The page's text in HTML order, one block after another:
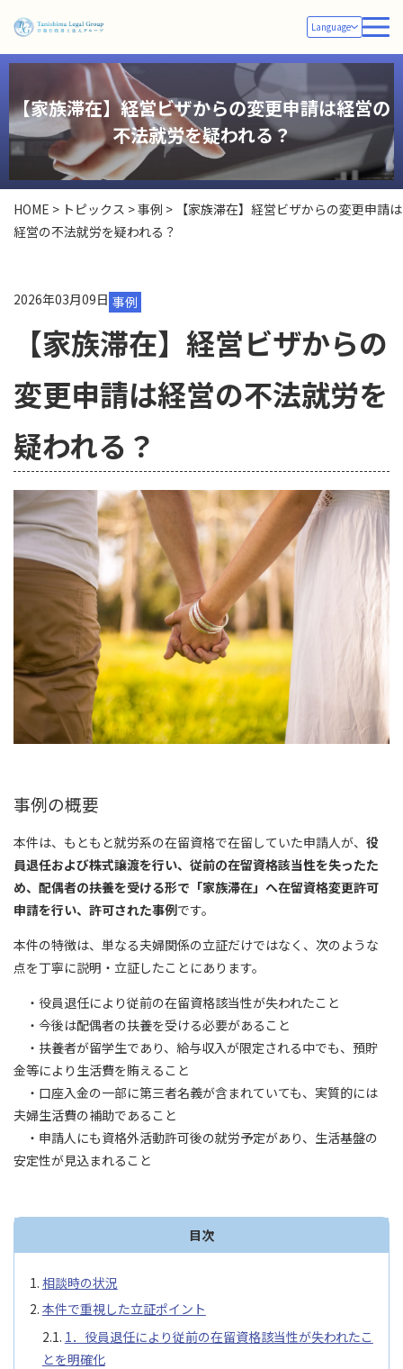
Language
【家族滞在】経営ビザからの変更申請は経営の
不法就労を疑われる？
HOME > トピックス >事例 > 【家族滞在】経営ビザからの変更申請は
経営の不法就労を疑われる？
2026年03月09日 事例
【家族滞在】経営ビザからの
変更申請は経営の不法就労を
疑われる？
事例の概要
本件は、もともと就労系の在留資格で在留していた申請人が、 役
員退任および株式譲渡を行い、従前の在留資格該当性を失ったた
め、配偶者の扶養を受ける形で「家族滞在」へ在留資格変更許可
申請を行い、許可された事例です。
本件の特徴は、単なる夫婦関係の立証だけではなく、次のような
点を丁寧に説明・立証したことにあります。
・役員退任により従前の在留資格該当性が失われたこと
・今後は配偶者の扶養を受ける必要があること
・扶養者が留学生であり、給与収入が限定される中でも、預貯
金等により生活費を賄えること
・口座入金の一部に第三者名義が含まれていても、実質的には
夫婦生活費の補助であること
・申請人にも資格外活動許可後の就労予定があり、生活基盤の
安定性が見込まれること
目次
相談時の状況
本件で重視した立証ポイント
1．役員退任により従前の在留資格該当性が失われたこ
とを明確化